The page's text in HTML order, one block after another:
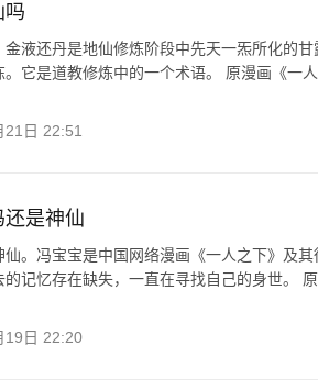
吗
液还丹是地仙修炼阶段中先天一炁所化的甘
它是道教修炼中的一个术语。 原漫画《一
21日 22:51
是神仙
仙。冯宝宝是中国网络漫画《一人之下》及
记忆存在缺失，一直在寻找自己的身世。
19日 22:20